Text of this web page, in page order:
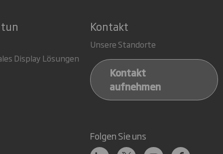
Display Lösungen
Kontakt
Unsere Standorte
Kontakt
aufnehmen
Folgen Sie uns